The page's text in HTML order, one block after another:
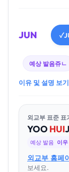
JUN ✓
예상 발음쥬ㄴ
이유 및 설명 보기
외교부 표준 표
YOO HUI
예상 발음 이
외교부 홈페
보세요.